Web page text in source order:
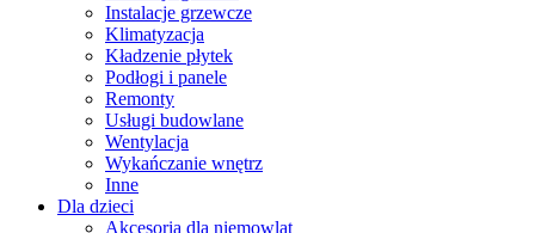
Instalacje grzewcze
Klimatyzacja
Kładzenie płytek
Podłogi i panele
Remonty
Usługi budowlane
Wentylacja
Wykańczanie wnętrz
Inne
Dla dzieci
Akcesoria dla niemowląt